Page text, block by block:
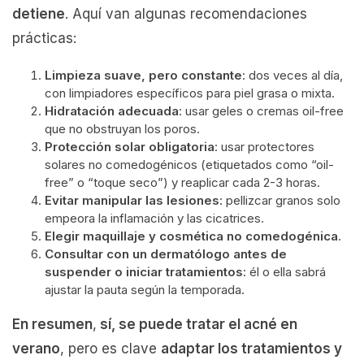
detiene. Aquí van algunas recomendaciones
prácticas:
Limpieza suave, pero constante: dos veces al día,
con limpiadores específicos para piel grasa o mixta.
Hidratación adecuada: usar geles o cremas oil-free
que no obstruyan los poros.
Protección solar obligatoria: usar protectores
solares no comedogénicos (etiquetados como “oil-
free” o “toque seco”) y reaplicar cada 2-3 horas.
Evitar manipular las lesiones: pellizcar granos solo
empeora la inflamación y las cicatrices.
Elegir maquillaje y cosmética no comedogénica.
Consultar con un dermatólogo antes de
suspender o iniciar tratamientos: él o ella sabrá
ajustar la pauta según la temporada.
En resumen, sí, se puede tratar el acné en
verano, pero es clave adaptar los tratamientos y